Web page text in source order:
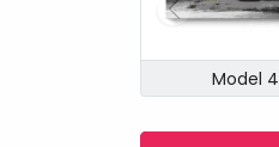
Model 4